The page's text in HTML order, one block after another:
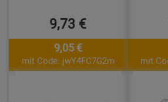
9,73 €
9,05 €
mit Code: jwY4FC7G2m mit